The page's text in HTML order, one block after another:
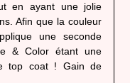
en ayant une jolie
Afin que la couleur
une seconde
& Color étant une
top coat ! Gain de